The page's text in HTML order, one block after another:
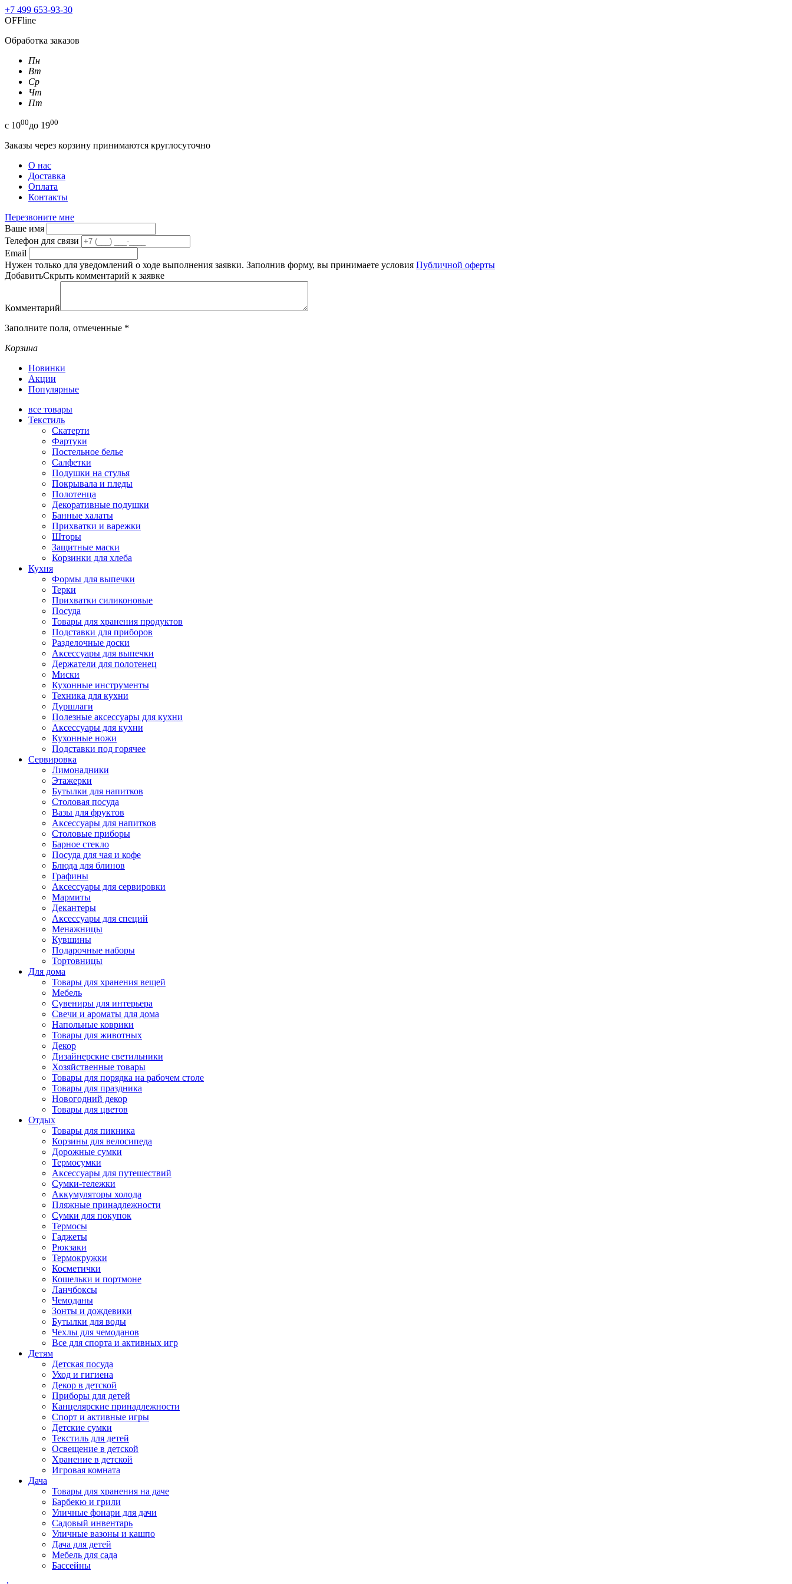
+7 499 653-93-30
OFFline
Обработка заказов
Пн
Вт
Ср
Чт
Пт
с 1000до 1900
Заказы через корзину принимаются круглосуточно
О нас
Доставка
Оплата
Контакты
Перезвоните мне
Ваше имя
Телефон для связи
Email
Нужен только для уведомлений о ходе выполнения заявки. Заполнив форму, вы принимаете условия Публичной оферты
ДобавитьСкрыть комментарий к заявке
Комментарий
Заполните поля, отмеченные *
Корзина
Новинки
Акции
Популярные
все товары
Текстиль
Скатерти
Фартуки
Постельное белье
Салфетки
Подушки на стулья
Покрывала и пледы
Полотенца
Декоративные подушки
Банные халаты
Прихватки и варежки
Шторы
Защитные маски
Корзинки для хлеба
Кухня
Формы для выпечки
Терки
Прихватки силиконовые
Посуда
Товары для хранения продуктов
Подставки для приборов
Разделочные доски
Аксессуары для выпечки
Держатели для полотенец
Миски
Кухонные инструменты
Техника для кухни
Дуршлаги
Полезные аксессуары для кухни
Аксессуары для кухни
Кухонные ножи
Подставки под горячее
Сервировка
Лимонадники
Этажерки
Бутылки для напитков
Столовая посуда
Вазы для фруктов
Аксессуары для напитков
Столовые приборы
Барное стекло
Посуда для чая и кофе
Блюда для блинов
Графины
Аксессуары для сервировки
Мармиты
Декантеры
Аксессуары для специй
Менажницы
Кувшины
Подарочные наборы
Тортовницы
Для дома
Товары для хранения вещей
Мебель
Сувениры для интерьера
Свечи и ароматы для дома
Напольные коврики
Товары для животных
Декор
Дизайнерские светильники
Хозяйственные товары
Товары для порядка на рабочем столе
Товары для праздника
Новогодний декор
Товары для цветов
Отдых
Товары для пикника
Корзины для велосипеда
Дорожные сумки
Термосумки
Аксессуары для путешествий
Сумки-тележки
Аккумуляторы холода
Пляжные принадлежности
Сумки для покупок
Термосы
Гаджеты
Рюкзаки
Термокружки
Косметички
Кошельки и портмоне
Ланчбоксы
Чемоданы
Зонты и дождевики
Бутылки для воды
Чехлы для чемоданов
Все для спорта и активных игр
Детям
Детская посуда
Уход и гигиена
Декор в детской
Приборы для детей
Канцелярские принадлежности
Спорт и активные игры
Детские сумки
Текстиль для детей
Освещение в детской
Хранение в детской
Игровая комната
Дача
Товары для хранения на даче
Барбекю и грили
Уличные фонари для дачи
Садовый инвентарь
Уличные вазоны и кашпо
Дача для детей
Мебель для сада
Бассейны